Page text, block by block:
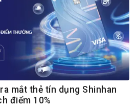
mắt thẻ tín dụng Shinhan
điểm 10%